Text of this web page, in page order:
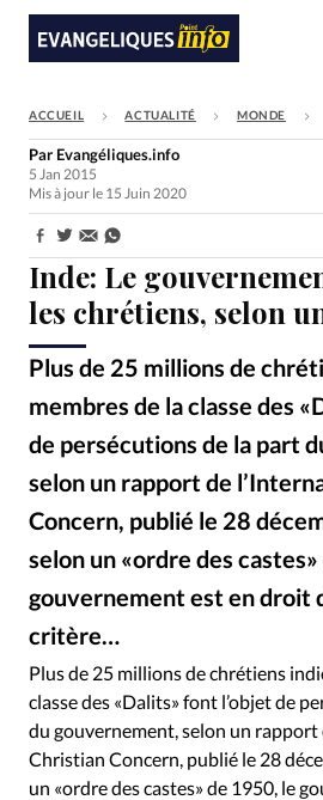
FAIRE UN DON
Faire un don
Société
Monde
Bible
Toute l'actualité
Se connecter
Devise:CHF
Toute l'actualité Bible
Eglises
Histoire Laicité
Mission
Société
ACCUEIL ACTUALITÉ MONDE
Inde: Le
les chrétiens, selon
Plus de 25 millions de
membres de la classe des
de persécutions de la part
selon un rapport de
Concern, publié le 28
selon un «ordre des
gouvernement est en droit
critère…
Par Evangéliques.info
5 Jan 2015
Mis à jour le 15 Juin 2020
Partager:
Plus de 25 millions de chrétiens
classe des «Dalits» font l’objet de
du gouvernement, selon un rapport
Christian Concern, publié le 28
un «ordre des castes» de 1950, le